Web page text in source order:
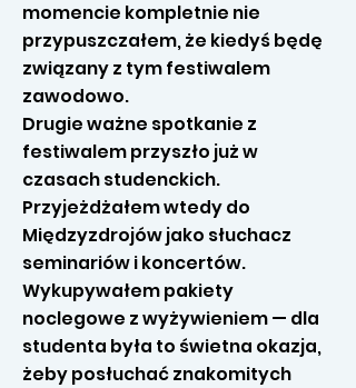
momencie kompletnie nie
przypuszczałem, że kiedyś będę
związany z tym festiwalem
zawodowo.
Drugie ważne spotkanie z
festiwalem przyszło już w
czasach studenckich.
Przyjeżdżałem wtedy do
Międzyzdrojów jako słuchacz
seminariów i koncertów.
Wykupywałem pakiety
noclegowe z wyżywieniem — dla
studenta była to świetna okazja,
żeby posłuchać znakomitych